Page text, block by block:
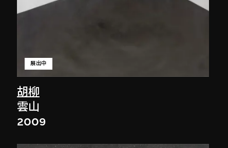
胡柳
展出中
雲山
2009